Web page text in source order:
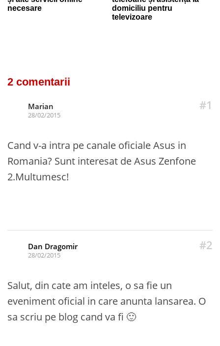
necesare
domiciliu pentru
televizoare
2 comentarii
#1
Marian
28/02/2015
Cand v-a intra pe canale oficiale Asus in
Romania? Sunt interesat de Asus Zenfone
2.Multumesc!
#2
Dan Dragomir
28/02/2015
Salut, din cate am inteles, o sa fie un
eveniment oficial in care anunta lansarea. O
sa scriu pe blog cand va fi 🙂